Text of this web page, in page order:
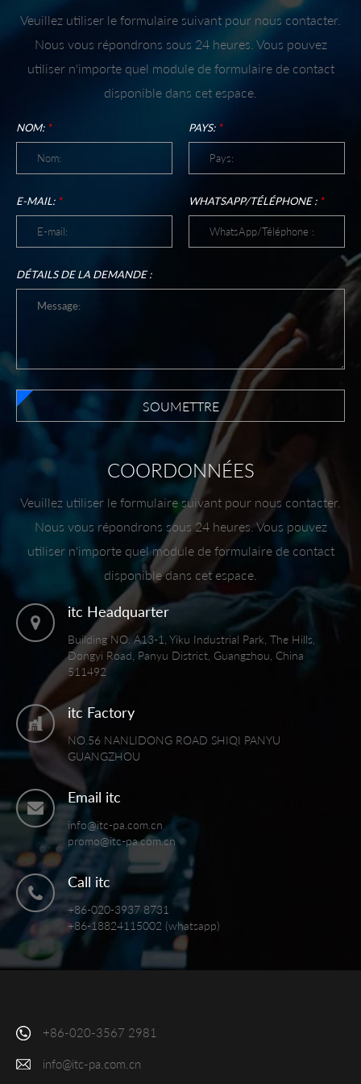
Veuillez utiliser le formulaire suivant pour nous contacter.
Nous vous répondrons sous 24 heures. Vous pouvez
utiliser n'importe quel module de formulaire de contact
disponible dans cet espace.
NOM: * PAYS: *
E-MAIL: * WHATSAPP/TÉLÉPHONE : *
DÉTAILS DE LA DEMANDE :
SOUMETTRE
COORDONNÉES
Veuillez utiliser le formulaire suivant pour nous contacter.
Nous vous répondrons sous 24 heures. Vous pouvez
utiliser n'importe quel module de formulaire de contact
disponible dans cet espace.
itc Headquarter
Building NO. A13-1, Yiku Industrial Park, The Hills,
Dongyi Road, Panyu District, Guangzhou, China
511492
itc Factory
NO.56 NANLIDONG ROAD SHIQI PANYU
GUANGZHOU
Email itc
info@itc-pa.com.cn
promo@itc-pa.com.cn
Call itc
+86-020-3937 8731
+86-18824115002 (whatsapp)
+86-020-3567 2981
info@itc-pa.com.cn